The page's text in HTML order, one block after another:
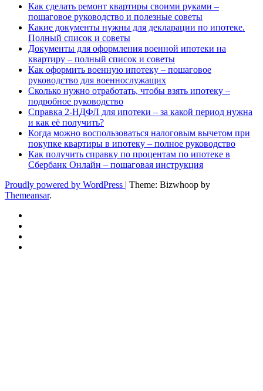
Как сделать ремонт квартиры своими руками –
пошаговое руководство и полезные советы
Какие документы нужны для декларации по ипотеке.
Полный список и советы
Документы для оформления военной ипотеки на
квартиру – полный список и советы
Как оформить военную ипотеку – пошаговое
руководство для военнослужащих
Сколько нужно отработать, чтобы взять ипотеку –
подробное руководство
Справка 2-НДФЛ для ипотеки – за какой период нужна
и как её получить?
Когда можно воспользоваться налоговым вычетом при
покупке квартиры в ипотеку – полное руководство
Как получить справку по процентам по ипотеке в
Сбербанк Онлайн – пошаговая инструкция
Proudly powered by WordPress | Theme: Bizwhoop by
Themeansar.